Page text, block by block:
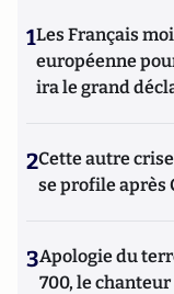
1Les Français
européenne
ira le grand
2Cette autre
se profile après
3Apologie du
700, le chanteur